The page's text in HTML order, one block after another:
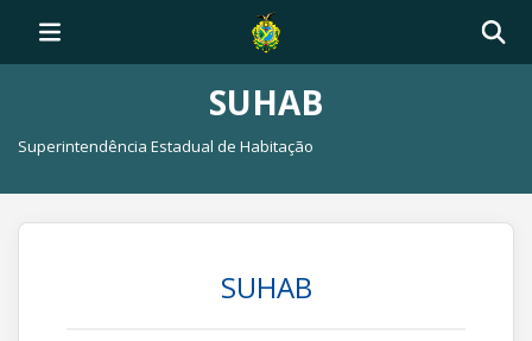
SUHAB
Superintendência Estadual de Habitação
SUHAB